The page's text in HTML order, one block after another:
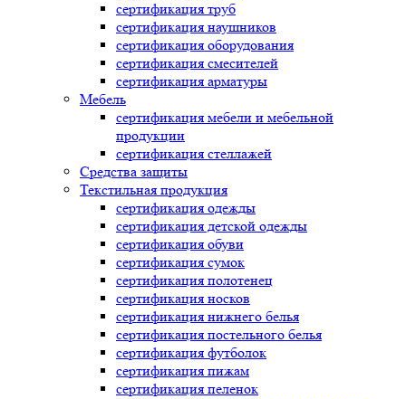
сертификация труб
сертификация наушников
сертификация оборудования
сертификация смесителей
сертификация арматуры
Мебель
сертификация мебели и мебельной
продукции
сертификация стеллажей
Средства защиты
Текстильная продукция
сертификация одежды
сертификация детской одежды
сертификация обуви
сертификация сумок
сертификация полотенец
сертификация носков
сертификация нижнего белья
сертификация постельного белья
сертификация футболок
сертификация пижам
сертификация пеленок